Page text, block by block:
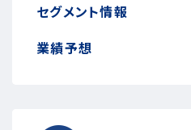
セグメント情報
業績予想